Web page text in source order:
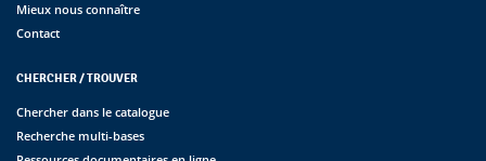
Mieux nous connaître
Contact
CHERCHER / TROUVER
Chercher dans le catalogue
Recherche multi-bases